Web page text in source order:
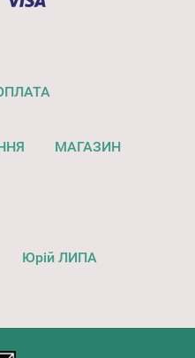
МАГАЗИН
Юрій ЛИПА